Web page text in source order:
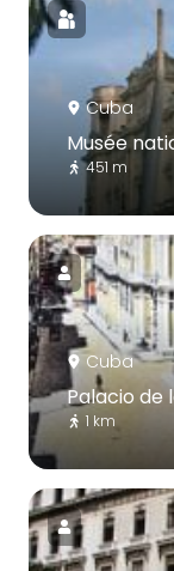
Cuba
Musée
451 m
Cuba
Palacio de
1 km